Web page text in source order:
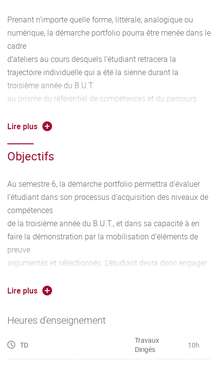
Prenant n’importe quelle forme, littérale, analogique ou
numérique, la démarche portfolio pourra être menée dans le
cadre
d’ateliers au cours desquels l’étudiant retracera la
trajectoire individuelle qui a été la sienne durant la
troisième année du B.U.T.
au prisme du référentiel de compétences et du parcours
distanciée
Lire plus
Objectifs
Au semestre 6, la démarche portfolio permettra d’évaluer
l’étudiant dans son processus d’acquisition des niveaux de
compétences
de la troisième année du B.U.T., et dans sa capacité à en
faire la démonstration par la mobilisation d’éléments de
preuve
argumentés et sélectionnés. L’étudiant devra donc engager
cohérence avec
compétences ciblés, tout en s’appuyant sur l’ensemble des
en situation proposées dans le cadre des SAÉ de troisième
Lire plus
Heures d'enseignement
TD
Travaux
Dirigés
10h